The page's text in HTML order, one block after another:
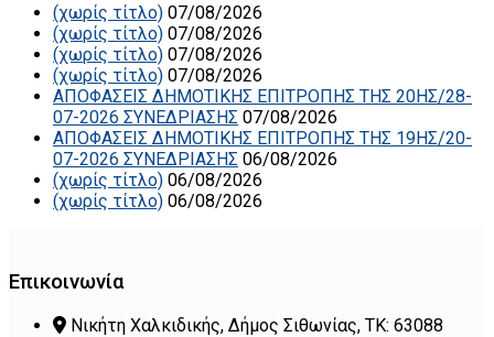
(χωρίς τίτλο) 07/08/2026
(χωρίς τίτλο) 07/08/2026
(χωρίς τίτλο) 07/08/2026
(χωρίς τίτλο) 07/08/2026
ΑΠΟΦΑΣΕΙΣ ΔΗΜΟΤΙΚΗΣ ΕΠΙΤΡΟΠΗΣ ΤΗΣ 20ΗΣ/28-
07-2026 ΣΥΝΕΔΡΙΑΣΗΣ 07/08/2026
ΑΠΟΦΑΣΕΙΣ ΔΗΜΟΤΙΚΗΣ ΕΠΙΤΡΟΠΗΣ ΤΗΣ 19ΗΣ/20-
07-2026 ΣΥΝΕΔΡΙΑΣΗΣ 06/08/2026
(χωρίς τίτλο) 06/08/2026
(χωρίς τίτλο) 06/08/2026
Επικοινωνία
Νικήτη Χαλκιδικής, Δήμος Σιθωνίας, ΤΚ: 63088